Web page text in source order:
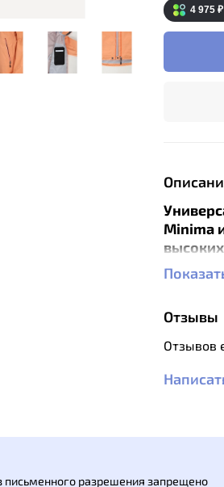
4 975 ₽
Minima
Отзывы
Отзывов
письменного разрешения запрещено